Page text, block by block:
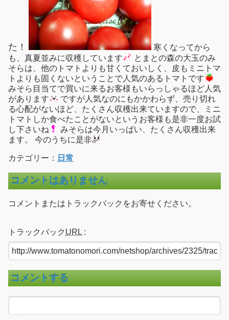
た！
寒くなってから
も、真夏並みに収穫しています
とまとの森の大玉のみ
そらは、他のトマトよりも甘くておいしく、皮もミニトマ
トよりも固くないということで人気のあるトマトです
みそら目当てで買いに来るお客様もいらっしゃるほど人気
があります
ですが人気なのにもかかわらず、売り切れ
る心配がないほど、たくさん収穫出来ていますので、ミニ
トマトしか食べたことがないというお客様も是非一度お試
し下さいね
みそらは今月いっぱい、たくさん収穫出来
ます。 今のうちに是非
カテゴリー： 日常
コメントはありません
コメントまたはトラックバックをお寄せください。
トラックバック URL :
コメントする